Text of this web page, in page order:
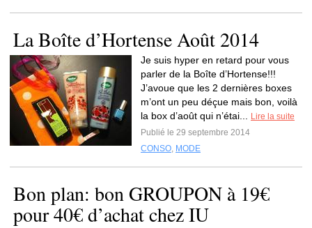
La Boîte d’Hortense Août 2014
Je suis hyper en retard pour vous
parler de la Boîte d’Hortense!!!
J’avoue que les 2 dernières boxes
m’ont un peu déçue mais bon, voilà
la box d’août qui n’étai...
Lire la suite
Publié le 29 septembre 2014
CONSO, MODE
Bon plan: bon GROUPON à 19€
pour 40€ d’achat chez IU